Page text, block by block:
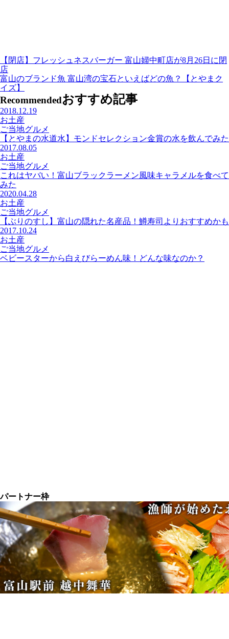
【閉店】フレッシュネスバーガー 富山婦中町店が8月26日に閉
店
富山のブランド魚 富山湾の宝石といえばどの魚？【とやまク
イズ】
Recommendedおすすめ記事
2018.12.19
お土産
ご当地グルメ
【とやまの水道水】モンドセレクション金賞の水を飲んでみた
2017.08.05
お土産
ご当地グルメ
これはヤバい！富山ブラックラーメン風味キャラメルを食べて
みた
2020.04.28
お土産
ご当地グルメ
【ぶりのすし】富山の隠れた名産品！鱒寿司よりおすすめかも
2017.10.24
お土産
ご当地グルメ
ベビースターから白えびらーめん味！どんな味なのか？
パートナー枠